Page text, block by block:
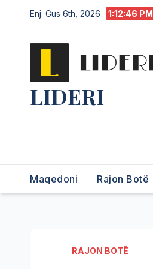
Enj. Gus 6th, 2026 1:12:47 PM
LIDERI
Maqedoni Rajon Botë
RAJON BOTË